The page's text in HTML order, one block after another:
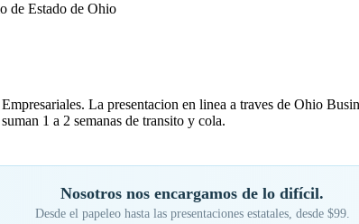
de Estado de Ohio
La presentacion en linea a traves de Ohio
1 a 2 semanas de transito y cola.
Nosotros nos encargamos de lo difícil.
Desde el papeleo hasta las presentaciones estatales, desde $99.